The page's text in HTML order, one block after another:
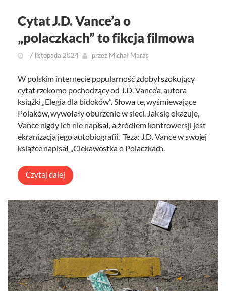
Cytat J.D. Vance’a o
„polaczkach” to fikcja filmowa
7 listopada 2024 przez Michał Maras
W polskim internecie popularność zdobył szokujący
cytat rzekomo pochodzący od J.D. Vance’a, autora
książki „Elegia dla bidoków”. Słowa te, wyśmiewające
Polaków, wywołały oburzenie w sieci. Jak się okazuje,
Vance nigdy ich nie napisał, a źródłem kontrowersji jest
ekranizacja jego autobiografii. Teza: J.D. Vance w swojej
książce napisał „Ciekawostka o Polaczkach.
Czytaj dalej